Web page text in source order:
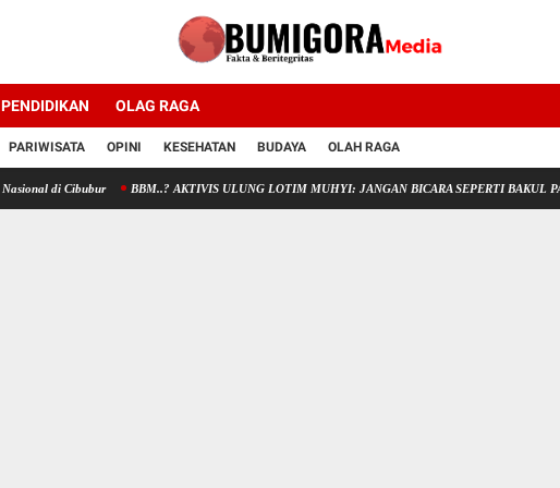
PENDIDIKAN OLAG RAGA
PARIWISATA OPINI KESEHATAN BUDAYA OLAH RAGA
BBM..? AKTIVIS ULUNG LOTIM MUHYI: JANGAN BICARA SEPERTI BAKUL PASAR!